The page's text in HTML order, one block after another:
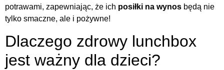
potrawami, zapewniając, że ich posiłki na wynos będą nie
tylko smaczne, ale i pożywne!
Dlaczego zdrowy lunchbox
jest ważny dla dzieci?